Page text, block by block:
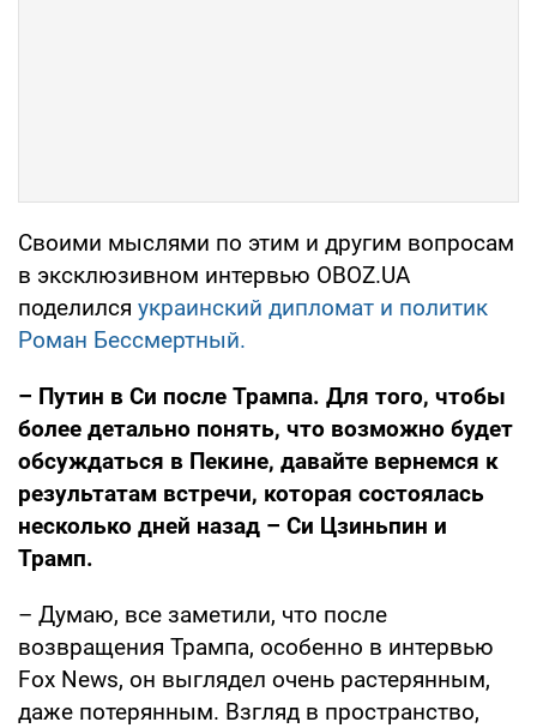
Своими мыслями по этим и другим вопросам
в эксклюзивном интервью OBOZ.UA
поделился украинский дипломат и политик
Роман Бессмертный.
– Путин в Си после Трампа. Для того, чтобы
более детально понять, что возможно будет
обсуждаться в Пекине, давайте вернемся к
результатам встречи, которая состоялась
несколько дней назад – Си Цзиньпин и
Трамп.
– Думаю, все заметили, что после
возвращения Трампа, особенно в интервью
Fox News, он выглядел очень растерянным,
даже потерянным. Взгляд в пространство,